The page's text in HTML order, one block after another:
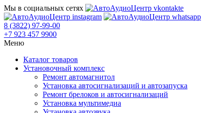
Мы в социальных сетях
8 (3822) 97-99-00
+7 923 457 9900
Меню
Каталог товаров
Установочный комплекс
Ремонт автомагнитол
Установка автосигнализаций и автозапуска
Ремонт брелоков и автосигнализаций
Установка мультимедиа